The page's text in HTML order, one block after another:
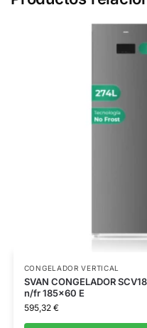
CONGELADOR VERTICAL
SVAN CONGELADOR
n/fr 185×60 E
595,32 €